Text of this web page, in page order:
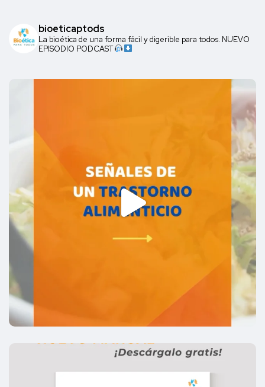
bioeticaptods
La bioética de una forma fácil y digerible para todos. NUEVO
EPISODIO PODCAST